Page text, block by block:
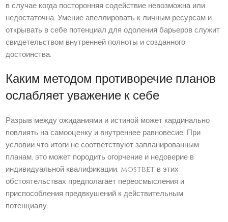
в случае когда посторонняя содействие невозможна или
недостаточна. Умение апеллировать к личным ресурсам и
открывать в себе потенциал для одоления барьеров служит
свидетельством внутренней полноты и созданного
достоинства.
Каким методом противоречие планов
ослабляет уважение к себе
Разрыв между ожиданиями и истиной может кардинально
повлиять на самооценку и внутреннее равновесие. При
условии что итоги не соответствуют запланированным
планам, это может породить огорчение и недоверие в
индивидуальной квалификации. mostbet в этих
обстоятельствах предполагает переосмысления и
приспособления предвкушений к действительным
потенциалу.